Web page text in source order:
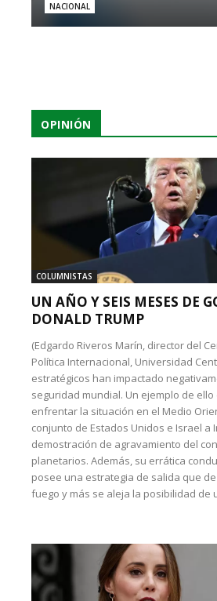
NACIONAL
OPINIÓN
COLUMNISTAS
UN AÑO Y SEIS MESES DE
DONALD TRUMP
(Edgardo Riveros Marín, director del
Política Internacional, Universidad
estratégicos han impactado
seguridad mundial. Un ejemplo de
enfrentar la situación en el Medio
conjunto de Estados Unidos e Israel a
demostración de agravamiento del
planetarios. Además, su errática
posee una estrategia de salida que
fuego y más se aleja la posibilidad de